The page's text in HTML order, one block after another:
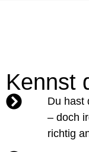
Kennst
Du hast
– doch
richtig